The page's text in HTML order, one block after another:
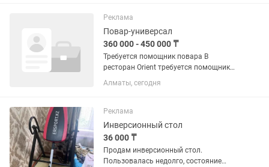
аккуратный, честный, внимательный! С
опытом...
Реклама
Повар-универсал
360 000 - 450 000 ₸
Требуется помощник повара В
ресторан Orient требуется помощник
повара (парень) с опытом работы.
Требования: опыт работы помощником
аккуратность и...
Алматы, сегодня
Реклама
Инверсионный стол
36 000 ₸
Продам инверсионный стол.
Пользовалась недолго, состояние